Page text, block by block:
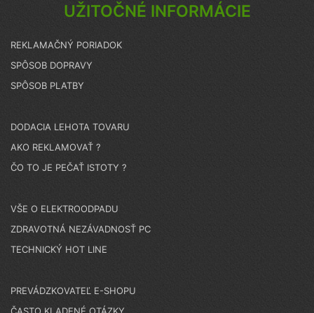
UŽITOČNÉ INFORMÁCIE
REKLAMAČNÝ PORIADOK
SPÔSOB DOPRAVY
SPÔSOB PLATBY
DODACIA LEHOTA TOVARU
AKO REKLAMOVAŤ ?
ČO TO JE PEČAŤ ISTOTY ?
VŠE O ELEKTROODPADU
ZDRAVOTNÁ NEZÁVADNOSŤ PC
TECHNICKÝ HOT LINE
PREVÁDZKOVATEĽ E-SHOPU